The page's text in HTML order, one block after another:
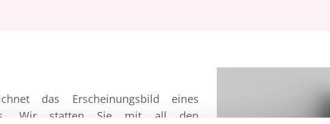
das Erscheinungsbild eines
Wir statten Sie mit all den